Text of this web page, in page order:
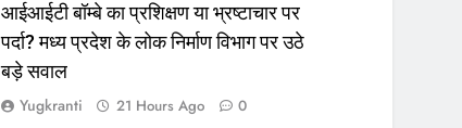
आईआईटी बॉम्बे का प्रशिक्षण या भ्रष्टाचार पर
पर्दा? मध्य प्रदेश के लोक निर्माण विभाग पर उठे
बड़े सवाल
Yugkranti 21 Hours Ago 0